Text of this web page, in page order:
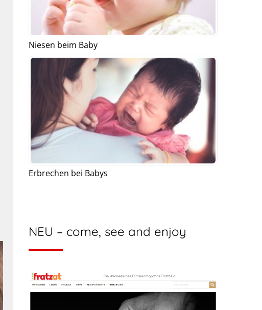
Niesen beim Baby
Erbrechen bei Babys
NEU – come, see and enjoy